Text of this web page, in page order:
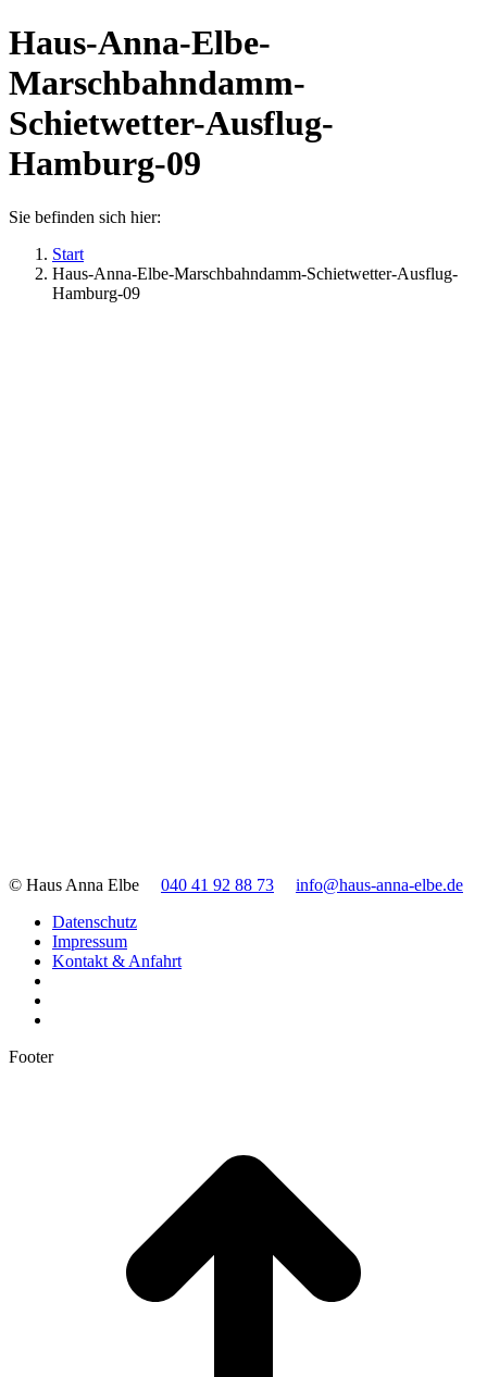
Haus-Anna-Elbe-
Marschbahndamm-
Schietwetter-Ausflug-
Hamburg-09
Sie befinden sich hier:
Start
Haus-Anna-Elbe-Marschbahndamm-Schietwetter-Ausflug-
Hamburg-09
© Haus Anna Elbe 040 41 92 88 73
info@haus-anna-elbe.de
Datenschutz
Impressum
Kontakt & Anfahrt
Footer